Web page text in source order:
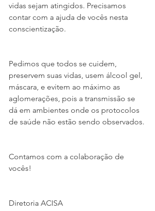
vidas sejam atingidos. Precisamos
contar com a ajuda de vocês nesta
conscientização.
Pedimos que todos se cuidem,
preservem suas vidas, usem álcool gel,
máscara, e evitem ao máximo as
aglomerações, pois a transmissão se
dá em ambientes onde os protocolos
de saúde não estão sendo observados.
Contamos com a colaboração de
vocês!
Diretoria ACISA